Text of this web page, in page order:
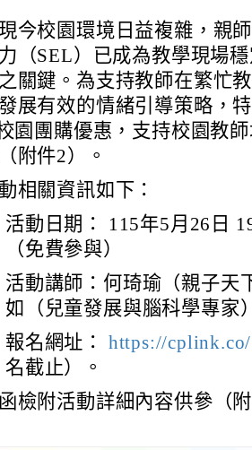
今校園環境日益複雜，親
（SEL）已成為教學現場
關鍵。為支持教師在繁忙
展有效的情緒引導策略，
園團購優惠，支持校園教
附件2）。
相關資訊如下：
活動日期： 115年5月26日
（免費參與）
活動講師：何琦瑜（親子天
如（兒童發展與腦科學專家
報名網址： https://
名截止）。
檢附活動詳細內容供參（